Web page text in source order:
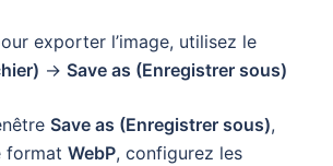
exporter l’image, utilisez le
→ Save as (Enregistrer sous)
Save as (Enregistrer sous),
format WebP, configurez les